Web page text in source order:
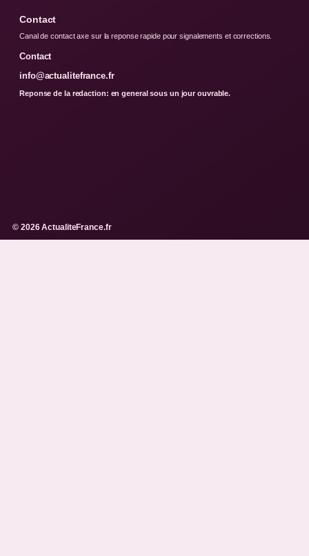
Contact
Canal de contact axe sur la reponse rapide pour signalements et corrections.
Contact
info@actualitefrance.fr
Reponse de la redaction: en general sous un jour ouvrable.
© 2026 ActualiteFrance.fr